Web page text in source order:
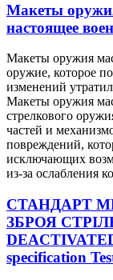
Макеты
настоящее
Макеты оружия
оружие, которое
изменений
Макеты оружия
стрелкового
частей и
повреждений,
исключающих
из-за ослабления
СТАНДАРТ
ЗБРОЯ
specification